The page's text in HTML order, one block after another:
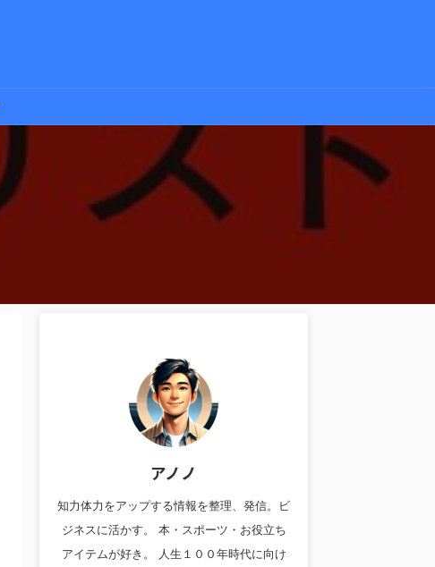
アノノ
知力体力をアップする情報を整理、発信。ビ
ジネスに活かす。 本・スポーツ・お役立ち
アイテムが好き。 人生１００年時代に向け